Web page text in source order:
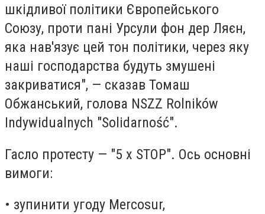
шкідливої політики Європейського
Союзу, проти пані Урсули фон дер Ляєн,
яка нав'язує цей тон політики, через яку
наші господарства будуть змушені
закриватися", — сказав Томаш
Обжанський, голова NSZZ Rolników
Indywidualnych "Solidarność".
Гасло протесту — "5 x STOP". Ось основні
вимоги:
• зупинити угоду Mercosur,